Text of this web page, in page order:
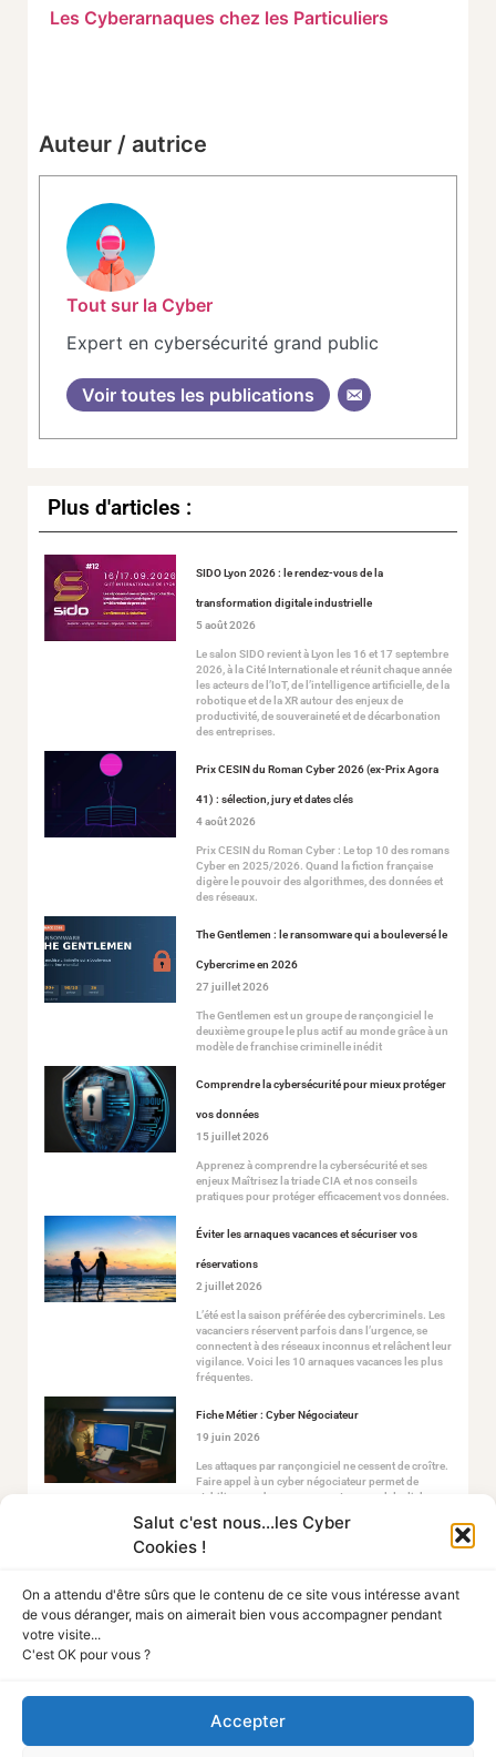
Salut c'est nous...les Cyber
Cookies !
On a attendu d'être sûrs que le contenu de ce site vous intéresse avant
de vous déranger, mais on aimerait bien vous accompagner pendant
votre visite...
C'est OK pour vous ?
Accepter
Les Cyberarnaques chez les Particuliers
Auteur / autrice
Tout sur la Cyber
Expert en cybersécurité grand public
Voir toutes les publications
Plus d'articles :
SIDO Lyon 2026 : le rendez-vous de la
transformation digitale industrielle
5 août 2026
Le salon SIDO revient à Lyon les 16 et 17 septembre
2026, à la Cité Internationale et réunit chaque année
les acteurs de l’IoT, de l’intelligence artificielle, de la
robotique et de la XR autour des enjeux de
productivité, de souveraineté et de décarbonation
des entreprises.
Prix CESIN du Roman Cyber 2026 (ex-Prix Agora
41) : sélection, jury et dates clés
4 août 2026
Prix CESIN du Roman Cyber : Le top 10 des romans
Cyber en 2025/2026. Quand la fiction française
digère le pouvoir des algorithmes, des données et
des réseaux.
The Gentlemen : le ransomware qui a bouleversé le
Cybercrime en 2026
27 juillet 2026
The Gentlemen est un groupe de rançongiciel le
deuxième groupe le plus actif au monde grâce à un
modèle de franchise criminelle inédit
Comprendre la cybersécurité pour mieux protéger
vos données
15 juillet 2026
Apprenez à comprendre la cybersécurité et ses
enjeux Maîtrisez la triade CIA et nos conseils
pratiques pour protéger efficacement vos données.
Éviter les arnaques vacances et sécuriser vos
réservations
2 juillet 2026
L’été est la saison préférée des cybercriminels. Les
vacanciers réservent parfois dans l’urgence, se
connectent à des réseaux inconnus et relâchent leur
vigilance. Voici les 10 arnaques vacances les plus
fréquentes.
Fiche Métier : Cyber Négociateur
19 juin 2026
Les attaques par rançongiciel ne cessent de croître.
Faire appel à un cyber négociateur permet de
stabiliser ce chaos en ouvrant un canal de dialogue
Tout Sur La Cyber